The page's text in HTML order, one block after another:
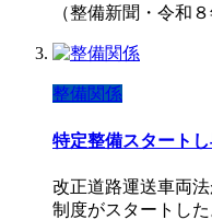
（整備新聞・令和
整備関係
特定整備スタート
改正道路運送車両
制度がスタートし